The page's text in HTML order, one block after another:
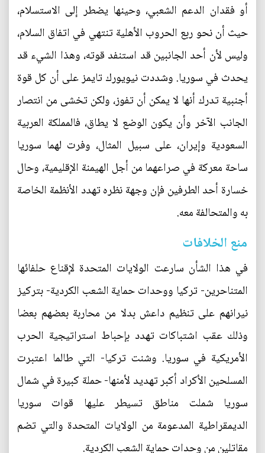
أو فقدان الدعم الشعبي، وحينها يضطر إلى الاستسلام،
حيث أن نحو ربع الحروب الأهلية تنتهي في اتفاق السلام،
وليس لأن أحد الجانبين قد استنفد قوته، وهذا الشيء قد
يحدث في سوريا. وشددت نيويورك تايمز على أن كل قوة
أجنبية تدرك أنها لا يمكن أن تفوز، ولكن تخشى من انتصار
الجانب الآخر وأن يكون الوضع لا يطاق، فالمملكة العربية
السعودية وإيران، على سبيل المثال، وفرت لهما سوريا
ساحة معركة في صراعهما من أجل الهيمنة الإقليمية، وحال
خسارة أحد الطرفين فإن وجهة نظره تهدد الأنظمة الخاصة
به والمتحالفة معه.
منع الخلافات
في هذا الشأن سارعت الولايات المتحدة لإقناع حلفائها
المتناحرين- تركيا ووحدات حماية الشعب الكردية- بتركيز
نيرانهم على تنظيم داعش بدلا من محاربة بعضهم بعضا
وذلك عقب اشتباكات تهدد بإحباط استراتيجية الحرب
الأمريكية في سوريا. وشنت تركيا- التي طالما اعتبرت
المسلحين الأكراد أكبر تهديد لأمنها- حملة كبيرة في شمال
سوريا شملت مناطق تسيطر عليها قوات سوريا
الديمقراطية المدعومة من الولايات المتحدة والتي تضم
مقاتلين من وحدات حماية الشعب الكردية.